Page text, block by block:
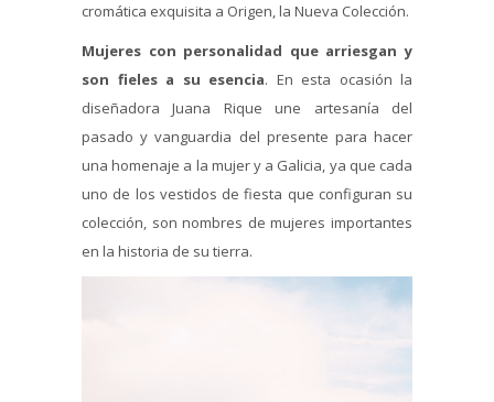
cromática exquisita a Origen, la Nueva Colección.
Mujeres con personalidad que arriesgan y
son fieles a su esencia. En esta ocasión la
diseñadora Juana Rique une artesanía del
pasado y vanguardia del presente para hacer
una homenaje a la mujer y a Galicia, ya que cada
uno de los vestidos de fiesta que configuran su
colección, son nombres de mujeres importantes
en la historia de su tierra.